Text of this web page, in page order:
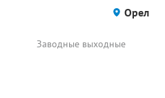
Орел
Заводные выходные